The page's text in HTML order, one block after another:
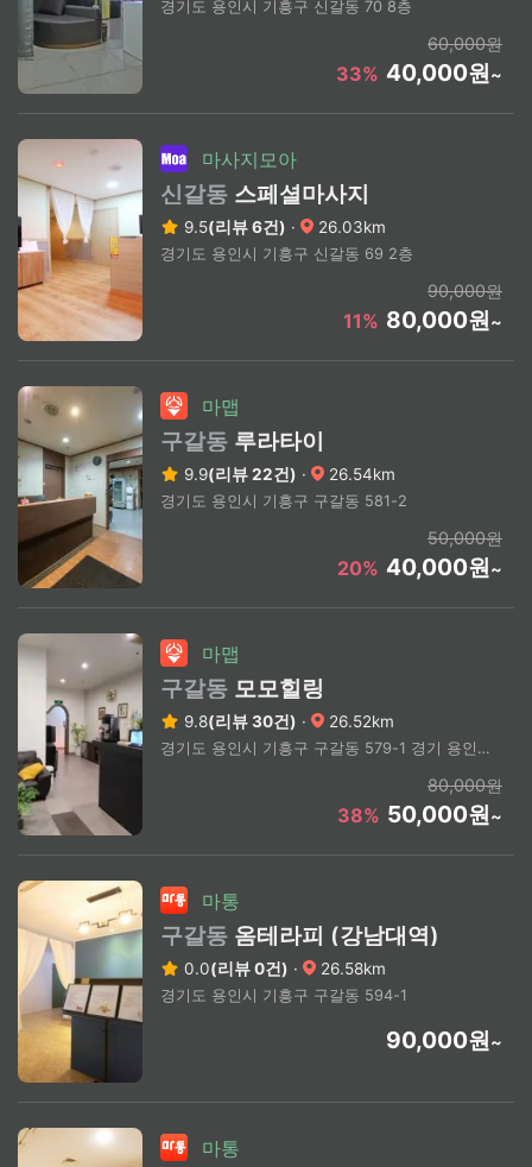
경기도 용인시 기흥구 신갈동 70 8층
60,000원
33% 40,000원~
마사지모아
신갈동 스페셜마사지
9.5(리뷰 6건) · 26.03km
경기도 용인시 기흥구 신갈동 69 2층
90,000원
11% 80,000원~
마맵
구갈동 루라타이
9.9(리뷰 22건) · 26.54km
경기도 용인시 기흥구 구갈동 581-2
50,000원
20% 40,000원~
마맵
구갈동 모모힐링
9.8(리뷰 30건) · 26.52km
경기도 용인시 기흥구 구갈동 579-1 경기 용인시 기흥구 강남로 13
80,000원
38% 50,000원~
마통
구갈동 옴테라피 (강남대역)
0.0(리뷰 0건) · 26.58km
경기도 용인시 기흥구 구갈동 594-1
90,000원~
마통